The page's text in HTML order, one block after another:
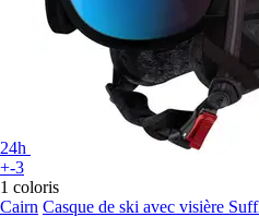
24h
+-3
1 coloris
Cairn Casque de ski avec visière